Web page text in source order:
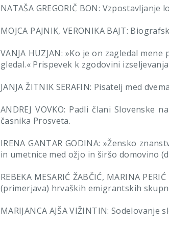
NATAŠA GREGORIČ BON:
MOJCA PAJNIK, VERONIKA BAJT:
VANJA HUZJAN: »Ko je on zagledal
gledal.« Prispevek k zgodovini
JANJA ŽITNIK SERAFIN: Pisatelj med
ANDREJ VOVKO: Padli člani
časnika Prosveta.
IRENA GANTAR GODINA: »Žensko
in umetnice med ožjo in širšo domovino
REBEKA MESARIĆ ŽABČIĆ, MARINA
(primerjava) hrvaških emigrantskih
MARIJANCA AJŠA VIŽINTIN: